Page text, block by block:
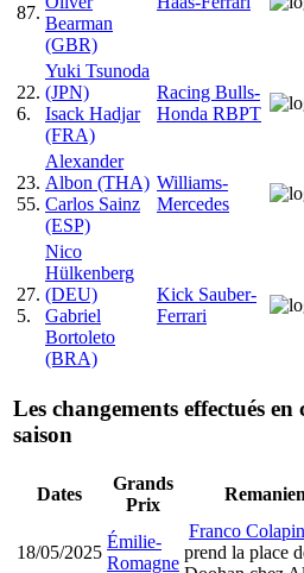
87.
Bearman
(GBR)
22.
6.
Yuki Tsunoda
(JPN)
Isack Hadjar
(FRA)
Racing Bulls-
Honda RBPT
23.
55.
Alexander
Albon (THA)
Carlos Sainz
(ESP)
Williams-
Mercedes
27.
5.
Nico
Hülkenberg
(DEU)
Gabriel
Bortoleto
(BRA)
Kick Sauber-
Ferrari
Les changements effectués en
saison
Dates
Grands
Prix
18/05/2025
Émilie-
Romagne
Franco
prend la place